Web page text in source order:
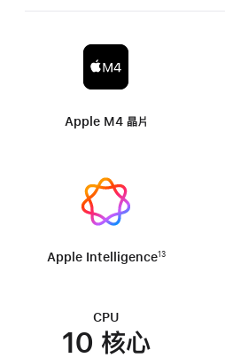
Apple M4 晶片
Apple Intelligence13
CPU
10 核心